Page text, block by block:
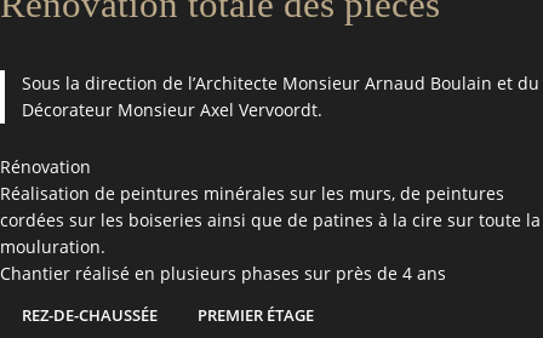
Sous la direction de l’Architecte Monsieur Arnaud Boulain et du
Décorateur Monsieur Axel Vervoordt.
Rénovation
Réalisation de peintures minérales sur les murs, de peintures
cordées sur les boiseries ainsi que de patines à la cire sur toute la
mouluration.
Chantier réalisé en plusieurs phases sur près de 4 ans
REZ-DE-CHAUSSÉE
PREMIER ÉTAGE